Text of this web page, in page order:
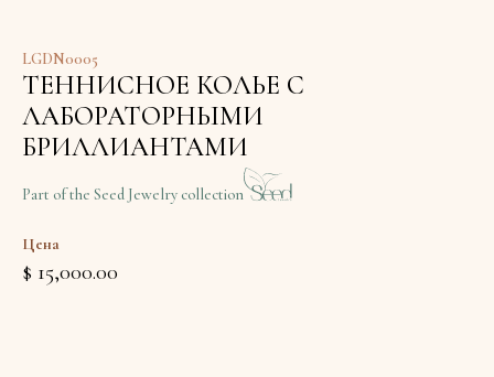
LGDN0005
ТЕННИСНОЕ КОЛЬЕ С
ЛАБОРАТОРНЫМИ
БРИЛЛИАНТАМИ
Part of the Seed Jewelry collection
Цена
$ 15,000.00